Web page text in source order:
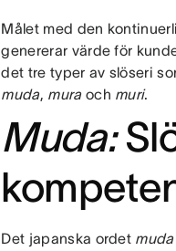
Målet med den
genererar värde för
det tre typer av slöseri
muda, muraoch muri.
Muda:
Det japanska ordet muda